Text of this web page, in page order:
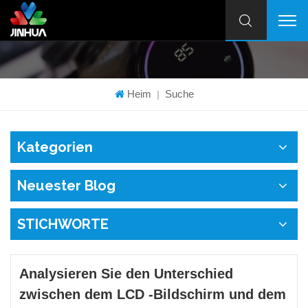
Heim | Suche
Kategorien
Neuester Blog
STICHWORTE
Analysieren Sie den Unterschied
zwischen dem LCD -Bildschirm und dem